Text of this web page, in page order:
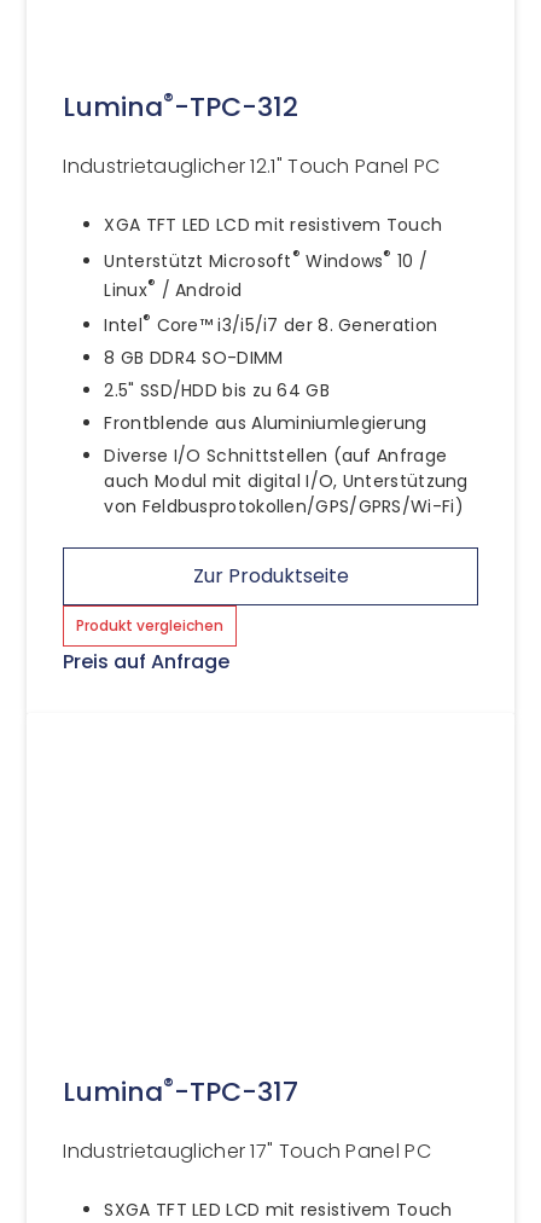
Lumina®-TPC-312
Industrietauglicher 12.1" Touch Panel PC
XGA TFT LED LCD mit resistivem Touch
Unterstützt Microsoft® Windows® 10 /
Linux® / Android
Intel® Core™ i3/i5/i7 der 8. Generation
8 GB DDR4 SO-DIMM
2.5" SSD/HDD bis zu 64 GB
Frontblende aus Aluminiumlegierung
Diverse I/O Schnittstellen (auf Anfrage
auch Modul mit digital I/O, Unterstützung
von Feldbusprotokollen/GPS/GPRS/Wi-Fi)
Zur Produktseite
Produkt vergleichen
Preis auf Anfrage
Lumina®-TPC-317
Industrietauglicher 17" Touch Panel PC
SXGA TFT LED LCD mit resistivem Touch